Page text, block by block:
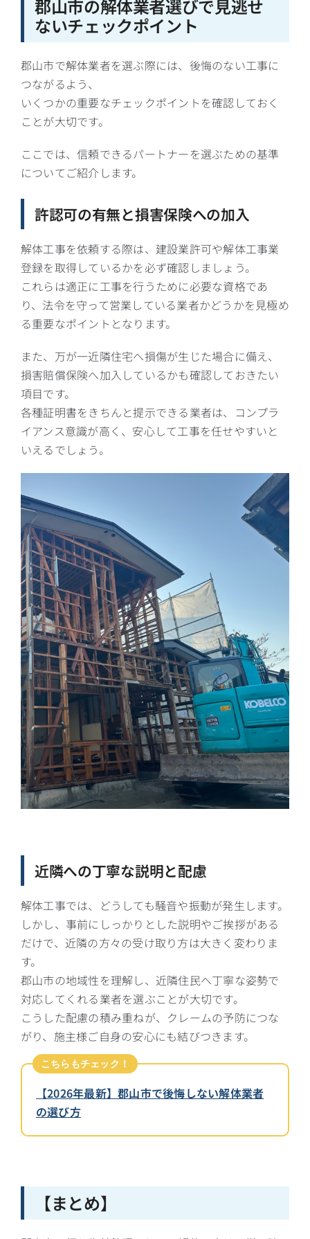
郡山市の解体業者選びで見逃せ
ないチェックポイント
郡山市で解体業者を選ぶ際には、後悔のない工事に
つながるよう、
いくつかの重要なチェックポイントを確認しておく
ことが大切です。
ここでは、信頼できるパートナーを選ぶための基準
についてご紹介します。
許認可の有無と損害保険への加入
解体工事を依頼する際は、建設業許可や解体工事業
登録を取得しているかを必ず確認しましょう。
これらは適正に工事を行うために必要な資格であ
り、法令を守って営業している業者かどうかを見極め
る重要なポイントとなります。
また、万が一近隣住宅へ損傷が生じた場合に備え、
損害賠償保険へ加入しているかも確認しておきたい
項目です。
各種証明書をきちんと提示できる業者は、コンプラ
イアンス意識が高く、安心して工事を任せやすいと
いえるでしょう。
近隣への丁寧な説明と配慮
解体工事では、どうしても騒音や振動が発生します。
しかし、事前にしっかりとした説明やご挨拶がある
だけで、近隣の方々の受け取り方は大きく変わりま
す。
郡山市の地域性を理解し、近隣住民へ丁寧な姿勢で
対応してくれる業者を選ぶことが大切です。
こうした配慮の積み重ねが、クレームの予防につな
がり、施主様ご自身の安心にも結びつきます。
こちらもチェック！
【2026年最新】郡山市で後悔しない解体業者
の選び方
【まとめ】